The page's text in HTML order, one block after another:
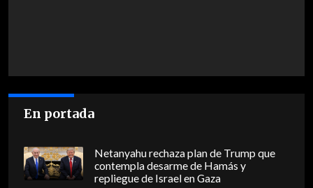
En portada
Netanyahu rechaza plan de Trump que
contempla desarme de Hamás y
repliegue de Israel en Gaza